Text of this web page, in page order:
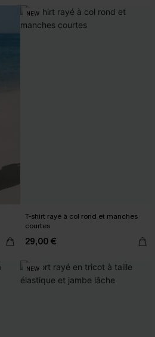
NEW
T-shirt rayé à col rond et manches
courtes
29,00 €
NEW